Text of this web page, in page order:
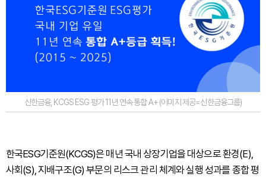
신한금융, KCGS ESG 평가 11년 연속 통합 A+ (이미지 제공=신한금융그룹)
한국ESG기준원(KCGS)은 매년 국내 상장기업을 대상으로 환경(E),
사회(S), 지배구조(G) 부문의 리스크 관리 체계와 실행 성과를 종합 평